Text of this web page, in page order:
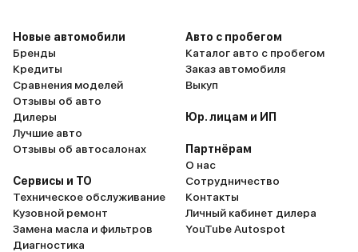
качества C-HR – это нечто!
городских условий.
Компактность, высокий
дорожный просвет позволяют
просвет, маневрировать на узких
улочках и тесных дворах.
меру упругая. Есть система
выбора режимов движения – Eco,
Normal, Sport. Расход топлива
приятно радует: 7 л (трасса) и 10
л (город). Toyota C-HR – не
160 мм, бампер
низковат – глядеть
забираешься. Но
нужно иметь в виду.
дизайн классный,
компактная, юркая,
запросто можно. Салон
приятный, тканевая
немаркая и с
Новые автомобили
Бренды
Кредиты
Сравнения моделей
Отзывы об авто
Дилеры
Лучшие авто
Отзывы об автосалонах
Сервисы и ТО
Техническое обслуживание
Кузовной ремонт
Замена масла и фильтров
Диагностика
Авто с пробегом
Каталог авто с пробегом
Заказ автомобиля
Выкуп
Юр. лицам и ИП
Партнёрам
О нас
Сотрудничество
Контакты
Личный кабинет дилера
YouTube Autospot